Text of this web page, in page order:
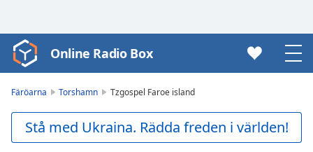
Video
Player
Play
Video
Online Radio Box
Färöarna Torshamn Tzgospel Faroe island
Stå med Ukraina. Rädda freden i världen!